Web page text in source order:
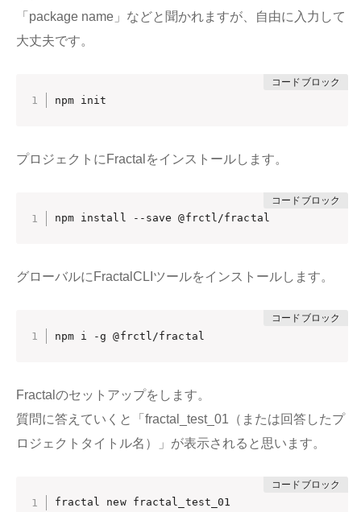
「package name」などと聞かれますが、自由に入力して
大丈夫です。
npm init
プロジェクトにFractalをインストールします。
npm install --save @frctl/fractal
グローバルにFractalCLIツールをインストールします。
npm i -g @frctl/fractal
Fractalのセットアップをします。
質問に答えていくと「fractal_test_01（または回答したプ
ロジェクトタイトル名）」が表示されると思います。
fractal new fractal_test_01